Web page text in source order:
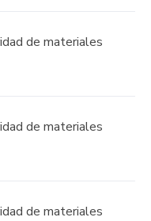
de materiales
de materiales
de materiales